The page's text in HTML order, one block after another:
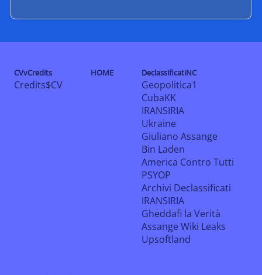
CVvCredits
Credits$CV
HOME DeclassificatiNC
Geopolitica1
CubaKK
IRANSIRIA
Ukraine
Giuliano Assange
Bin Laden
America Contro Tutti
PSYOP
Archivi Declassificati
IRANSIRIA
Gheddafi la Verità
Assange Wiki Leaks
Upsoftland